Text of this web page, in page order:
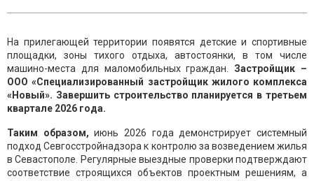
На прилегающей территории появятся детские и спортивные
площадки, зоны тихого отдыха, автостоянки, в том числе
машино-места для маломобильных граждан. Застройщик –
ООО «Специализированный застройщик жилого комплекса
«Новый». Завершить строительство планируется в третьем
квартале 2026 года.
Таким образом, июнь 2026 года демонстрирует системный
подход Севгосстройнадзора к контролю за возведением жилья
в Севастополе. Регулярные выездные проверки подтверждают
соответствие строящихся объектов проектным решениям, а